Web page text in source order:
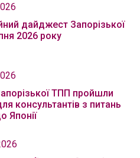
дайджест Запорізької
2026 року
ТПП пройшли
консультантів з питань
Японії